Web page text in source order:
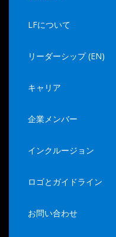
LFについて
リーダーシップ (EN)
キャリア
企業メンバー
インクルージョン
ロゴとガイドライン
お問い合わせ